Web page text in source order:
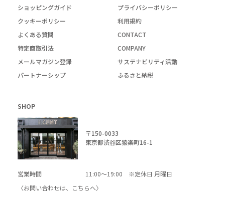
ショッピングガイド
プライバシーポリシー
クッキーポリシー
利用規約
よくある質問
CONTACT
特定商取引法
COMPANY
メールマガジン登録
サステナビリティ活動
パートナーシップ
ふるさと納税
SHOP
〒150-0033
東京都渋谷区猿楽町16-1
営業時間
11:00～19:00 ※定休日 月曜日
〈お問い合わせは、
こちらへ〉